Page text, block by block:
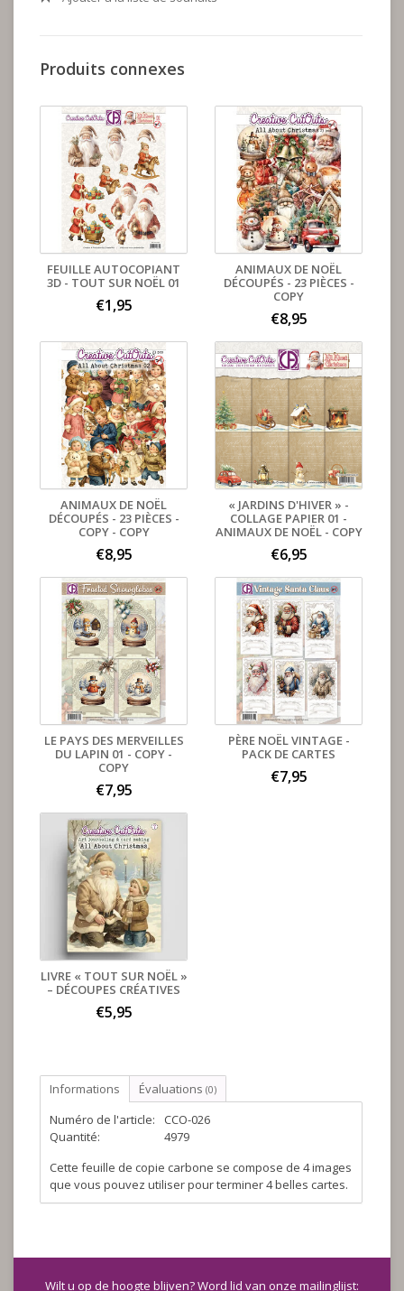
Produits connexes
FEUILLE AUTOCOPIANT
3D - TOUT SUR NOËL 01
€1,95
ANIMAUX DE NOËL
DÉCOUPÉS - 23 PIÈCES -
COPY
€8,95
ANIMAUX DE NOËL
DÉCOUPÉS - 23 PIÈCES -
COPY - COPY
€8,95
« JARDINS D'HIVER » -
COLLAGE PAPIER 01 -
ANIMAUX DE NOËL - COPY
€6,95
LE PAYS DES MERVEILLES
DU LAPIN 01 - COPY -
COPY
€7,95
PÈRE NOËL VINTAGE -
PACK DE CARTES
€7,95
LIVRE « TOUT SUR NOËL »
– DÉCOUPES CRÉATIVES
€5,95
Informations Évaluations (0)
Numéro de l'article:
CCO-026
Quantité:
4979
Cette feuille de copie carbone se compose de 4 images
que vous pouvez utiliser pour terminer 4 belles cartes.
Wilt u op de hoogte blijven? Word lid van onze mailinglijst: